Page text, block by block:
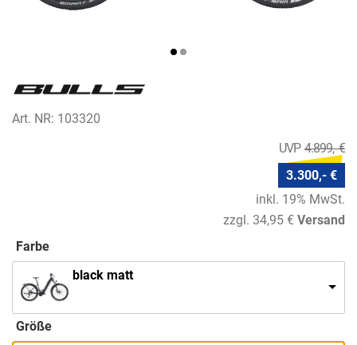
Art. NR: 103320
4.899,- €
3.300,- €
inkl. 19% MwSt.
zzgl. 34,95 € Versand
Farbe
black matt
Größe